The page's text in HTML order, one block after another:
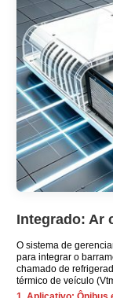
Integrado: Ar
O sistema de
para integrar o
chamado de
térmico de veículo